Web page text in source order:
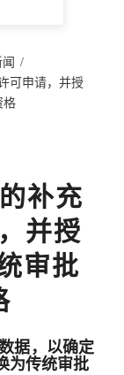
/
可申请，并授
格
补充
并授
审批
据，以确定
为传统审批